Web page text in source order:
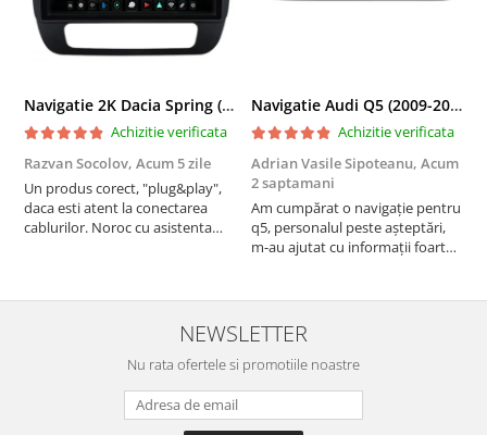
Navigatie 2K Dacia Spring (2021- Prezent), Android, S-Quadcore / 4GB RAM + 64GB ROM, 9.5 Inch - AD-BGS90042K+AD-BGRKIT366V4s
Achizitie verificata
Razvan Socolov, Acum 5 zile
Un produs corect, "plug&play",
daca esti atent la conectarea
cablurilor. Noroc cu asistenta
atras atentia ca nu era conectat
cablul de video de la camera
Navigatie Audi Q5 (2009-2017), Linux OS & OEM, MMI 3G, CarPlay & Android Auto Wireless, MirrorLink, Camera AHD, 12.3 Inch - AD-BGAALNXH+AD-BGRKITQ5002
Achizitie verificata
Adrian Vasile Sipoteanu, Acum
2 saptamani
Am cumpărat o navigație pentru
q5, personalul peste așteptări,
m-au ajutat cu informații foarte
serviabili, livrare rapidă, suport
tehnic, totul impecabil, o să revin
la ei și pentru vi...
NEWSLETTER
Nu rata ofertele si promotiile noastre